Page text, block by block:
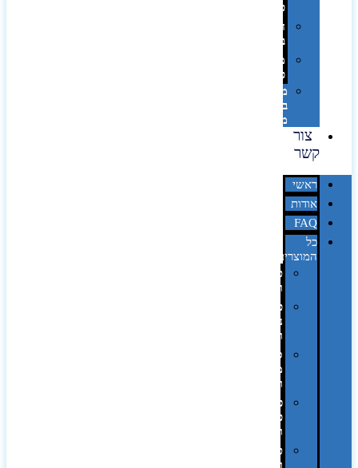
פרוצס
חריטה
בלייזר
מהו
פנטון?
מיתוג
באמצעות
מדבקות
צור
קשר
ראשי
אודות
FAQ
כל
המוצרים
טכנולוגיה
וגאדג'טים
פנאי,
נופש
ונסיעות
סביבת
משרד
ופרימיום
כלים,
פנסים
ורכב
טקסטיל
וחורף